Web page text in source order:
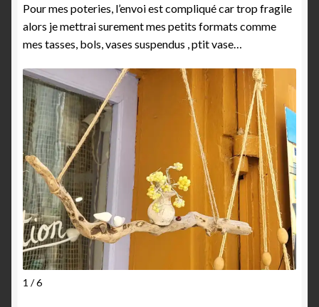
Pour mes poteries, l’envoi est compliqué car trop fragile
alors je mettrai surement mes petits formats comme
mes tasses, bols, vases suspendus , ptit vase…
1 / 6